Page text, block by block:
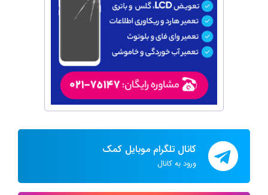
کانال تلگرام موبایل کمک
ورود به کانال